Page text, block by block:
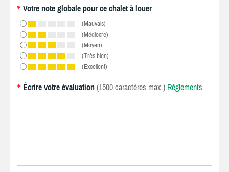
* Votre note globale pour ce chalet à louer
(Mauvais)
(Médiocre)
(Moyen)
(Très bien)
(Excellent)
* Écrire votre évaluation (1500 caractères max.) Règlements